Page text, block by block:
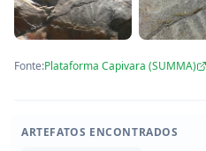
Fonte:Plataforma Capivara (SUMMA)
ARTEFATOS ENCONTRADOS